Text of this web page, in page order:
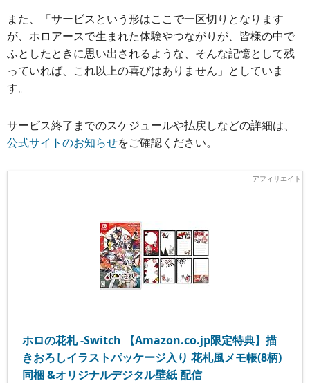
また、「サービスという形はここで一区切りとなります
が、ホロアースで生まれた体験やつながりが、皆様の中で
ふとしたときに思い出されるような、そんな記憶として残
っていれば、これ以上の喜びはありません」としていま
す。
サービス終了までのスケジュールや払戻しなどの詳細は、
公式サイトのお知らせをご確認ください。
ホロの花札 -Switch 【Amazon.co.jp限定特典】描
きおろしイラストパッケージ入り 花札風メモ帳(8柄)
同梱 &オリジナルデジタル壁紙 配信